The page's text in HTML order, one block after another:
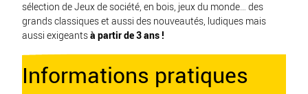
sélection de Jeux de société, en bois, jeux du monde… des
grands classiques et aussi des nouveautés, ludiques mais
aussi exigeantsà partir de 3 ans !
Informations pratiques